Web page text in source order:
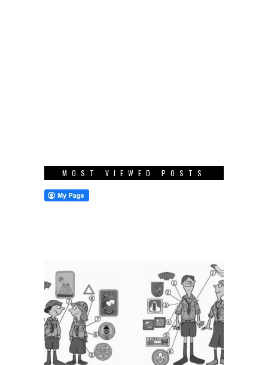
MOST VIEWED POSTS